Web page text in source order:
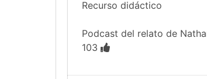
Recurso didáctico
Podcast del relato de
103